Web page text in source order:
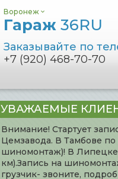
Воронеж
Гараж 36RU
Заказывайте по
+7 (920) 468-70-70
УВАЖАЕМЫЕ
Внимание! Стартует
Цемзавода. В Тамбове
шиномонтаж)! В Липецке
км).Запись на
грузчик- звоните,